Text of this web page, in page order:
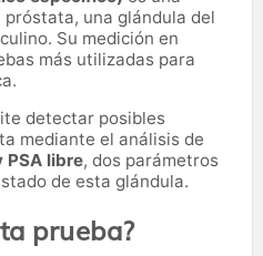
una glándula del
Su medición en
más utilizadas para
detectar posibles
mediante el análisis de
PSA libre, dos parámetros
de esta glándula.
prueba?